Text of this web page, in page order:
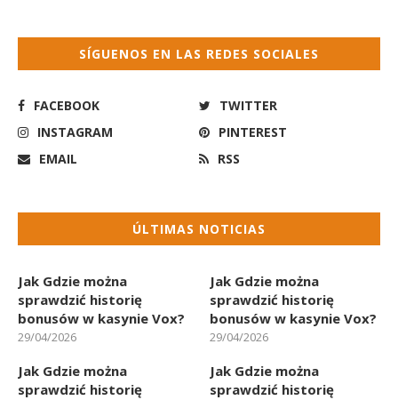
SÍGUENOS EN LAS REDES SOCIALES
FACEBOOK
TWITTER
INSTAGRAM
PINTEREST
EMAIL
RSS
ÚLTIMAS NOTICIAS
Jak Gdzie można
sprawdzić historię
bonusów w kasynie Vox?
29/04/2026
Jak Gdzie można
sprawdzić historię
bonusów w kasynie Vox?
29/04/2026
Jak Gdzie można
sprawdzić historię
Jak Gdzie można
sprawdzić historię